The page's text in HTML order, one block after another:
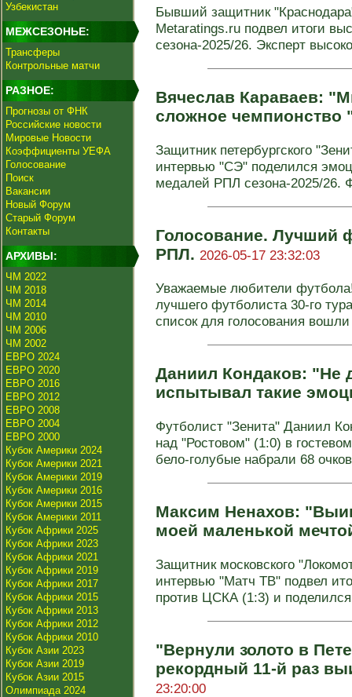
Узбекистан
МЕЖСЕЗОНЬЕ:
Трансферы
Контрольные матчи
РАЗНОЕ:
Прогнозы от ФНК
Российские новости
Мировые Новости
Коэффициенты УЕФА
Голосование
Поиск
Вакансии
Новый Форум
Старый Форум
Контакты
АРХИВЫ:
ЧМ 2022
ЧМ 2018
ЧМ 2014
ЧМ 2010
ЧМ 2006
ЧМ 2002
ЕВРО 2024
ЕВРО 2020
ЕВРО 2016
ЕВРО 2012
ЕВРО 2008
ЕВРО 2004
ЕВРО 2000
Кубок Америки 2024
Кубок Америки 2021
Кубок Америки 2019
Кубок Америки 2016
Кубок Америки 2015
Кубок Америки 2011
Кубок Африки 2025
Кубок Африки 2023
Кубок Африки 2021
Кубок Африки 2019
Кубок Африки 2017
Кубок Африки 2015
Кубок Африки 2013
Кубок Африки 2012
Кубок Африки 2010
Кубок Азии 2023
Кубок Азии 2019
Кубок Азии 2015
Олимпиада 2024
Бывший защитник
Metaratings.ru подвел итоги
сезона-2025/26. Эксперт
Вячеслав Караваев:
сложное чемпионство
Защитник петербургского
интервью "СЭ" поделился
медалей РПЛ сезона-2025/26.
Голосование. Лучший
РПЛ. 2026-05-17 23:32:03
Уважаемые любители
лучшего футболиста 30-го
список для голосования
Даниил Кондаков: "Не
испытывал такие
Футболист "Зенита" Даниил
над "Ростовом" (1:0) в
бело-голубые набрали 68
Максим Ненахов:
моей маленькой
Защитник московского
интервью "Матч ТВ" подвел
против ЦСКА (1:3) и
"Вернули золото в
рекордный 11-й раз
23:20:00